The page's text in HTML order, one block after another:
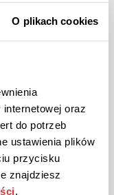
O plikach cookies
internetowej oraz
do potrzeb
ustawienia plików
przycisku
znajdziesz
umsonst
welche es